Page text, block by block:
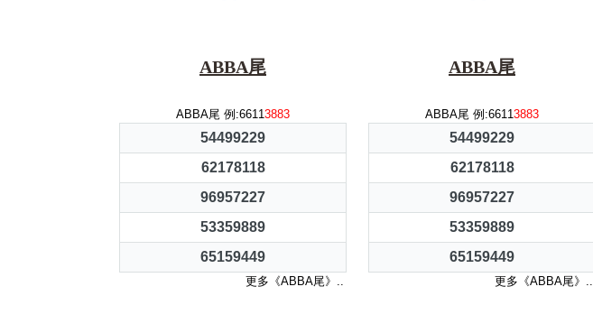
ABBA尾
ABBA尾 例:66113883
54499229
62178118
96957227
53359889
65159449
更多《ABBA尾》..
ABBA尾
ABBA尾 例:66113883
54499229
62178118
96957227
53359889
65159449
更多《ABBA尾》..